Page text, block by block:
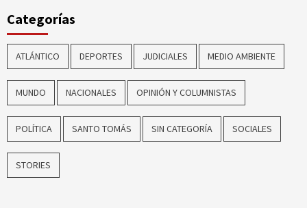
Categorías
ATLÁNTICO DEPORTES JUDICIALES MEDIO AMBIENTE
MUNDO NACIONALES OPINIÓN Y COLUMNISTAS
POLÍTICA SANTO TOMÁS SIN CATEGORÍA SOCIALES
STORIES